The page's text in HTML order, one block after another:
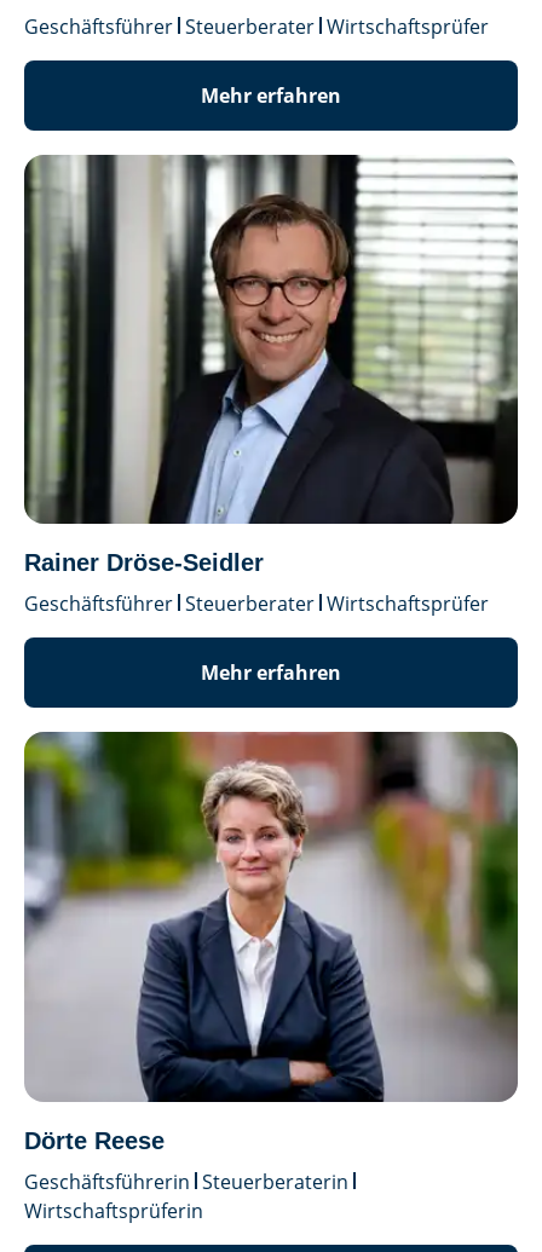
Geschäftsführer Steuerberater Wirtschaftsprüfer
Mehr erfahren
Rainer Dröse-Seidler
Geschäftsführer Steuerberater Wirtschaftsprüfer
Mehr erfahren
Dörte Reese
Geschäftsführerin Steuerberaterin
Wirtschaftsprüferin